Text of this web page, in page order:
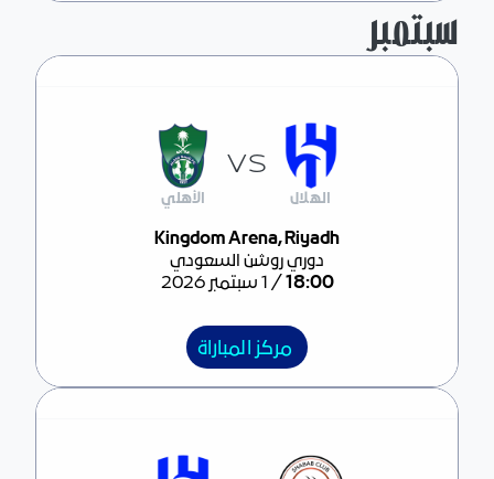
سبتمبر
مركز المباراة
Kingdom Arena, Riyadh
دوري روشن السعودي
18:00
/ 1 سبتمبر 2026
الهلال
VS
الأهلي
مركز المباراة